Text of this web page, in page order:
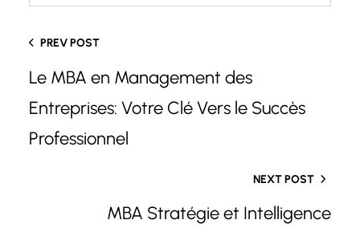
PREV POST
Le MBA en Management des
Entreprises: Votre Clé Vers le Succès
Professionnel
NEXT POST
MBA Stratégie et Intelligence